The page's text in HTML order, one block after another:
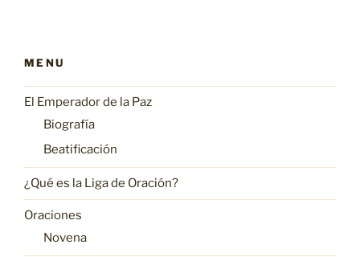
MENU
El Emperador de la Paz
Biografía
Beatificación
¿Qué es la Liga de Oración?
Oraciones
Novena